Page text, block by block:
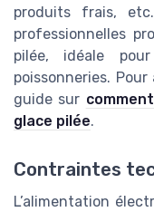
produits frais,
professionnelles
pilée, idéale
poissonneries.
guide sur
glace pilée.
Contraintes
L’alimentation